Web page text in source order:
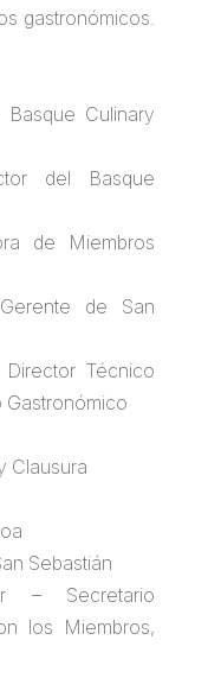
gastronómicos.
Culinary
del Basque
de Miembros
de San
Técnico
Gastronómico
Clausura
Sebastián
– Secretario
los Miembros,